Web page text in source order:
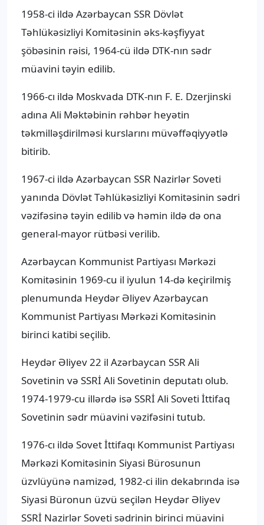
1958-ci ildə Azərbaycan SSR Dövlət
Təhlükəsizliyi Komitəsinin əks-kəşfiyyat
şöbəsinin rəisi, 1964-cü ildə DTK-nın sədr
müavini təyin edilib.
1966-cı ildə Moskvada DTK-nın F. E. Dzerjinski
adına Ali Məktəbinin rəhbər heyətin
təkmilləşdirilməsi kurslarını müvəffəqiyyətlə
bitirib.
1967-ci ildə Azərbaycan SSR Nazirlər Soveti
yanında Dövlət Təhlükəsizliyi Komitəsinin sədri
vəzifəsinə təyin edilib və həmin ildə də ona
general-mayor rütbəsi verilib.
Azərbaycan Kommunist Partiyası Mərkəzi
Komitəsinin 1969-cu il iyulun 14-də keçirilmiş
plenumunda Heydər Əliyev Azərbaycan
Kommunist Partiyası Mərkəzi Komitəsinin
birinci katibi seçilib.
Heydər Əliyev 22 il Azərbaycan SSR Ali
Sovetinin və SSRİ Ali Sovetinin deputatı olub.
1974-1979-cu illərdə isə SSRİ Ali Soveti İttifaq
Sovetinin sədr müavini vəzifəsini tutub.
1976-cı ildə Sovet İttifaqı Kommunist Partiyası
Mərkəzi Komitəsinin Siyasi Bürosunun
üzvlüyünə namizəd, 1982-ci ilin dekabrında isə
Siyasi Büronun üzvü seçilən Heydər Əliyev
SSRİ Nazirlər Soveti sədrinin birinci müavini